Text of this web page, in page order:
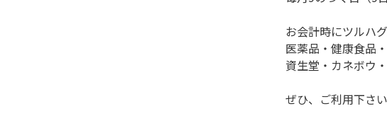
お会計時にツルハ
医薬品・健康食品
資生堂・カネボウ
ぜひ、ご利用下さ